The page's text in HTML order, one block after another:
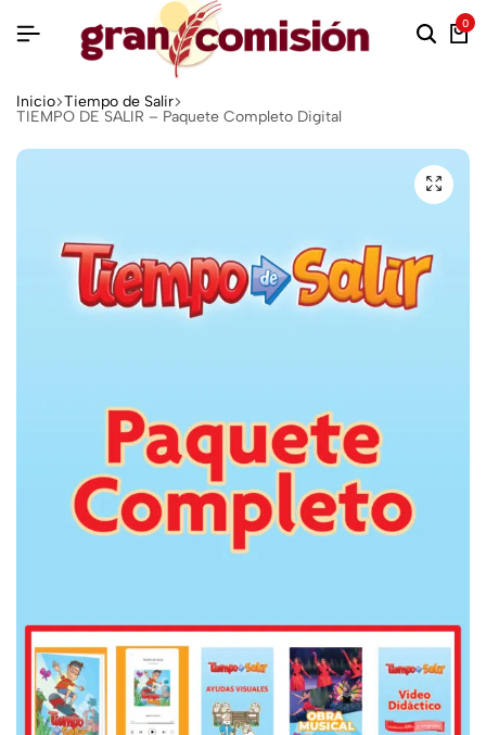
0
Inicio Tiempo de Salir
TIEMPO DE SALIR – Paquete Completo Digital